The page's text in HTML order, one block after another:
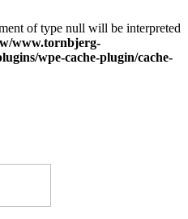
of type null will be interpreted
www.tornbjerg-
wpe-cache-plugin/cache-